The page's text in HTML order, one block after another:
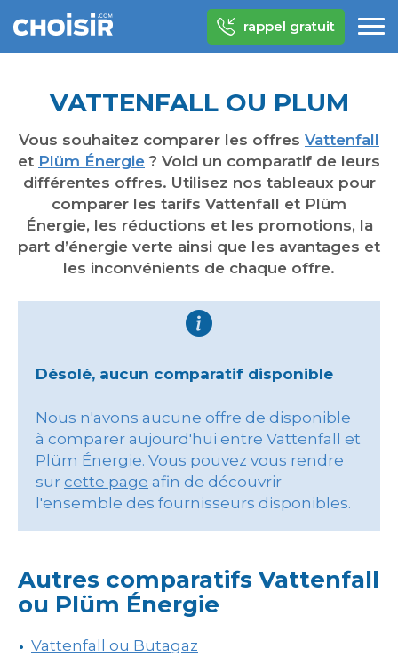
rappel gratuit
VATTENFALL OU PLUM
Vous souhaitez comparer les offres Vattenfall
et Plüm Énergie ? Voici un comparatif de leurs
différentes offres. Utilisez nos tableaux pour
comparer les tarifs Vattenfall et Plüm
Énergie, les réductions et les promotions, la
part d’énergie verte ainsi que les avantages et
les inconvénients de chaque offre.
Désolé, aucun comparatif disponible
Nous n'avons aucune offre de disponible
à comparer aujourd'hui entre Vattenfall et
Plüm Énergie. Vous pouvez vous rendre
sur cette page afin de découvrir
l'ensemble des fournisseurs disponibles.
Autres comparatifs Vattenfall
ou Plüm Énergie
Vattenfall ou Butagaz